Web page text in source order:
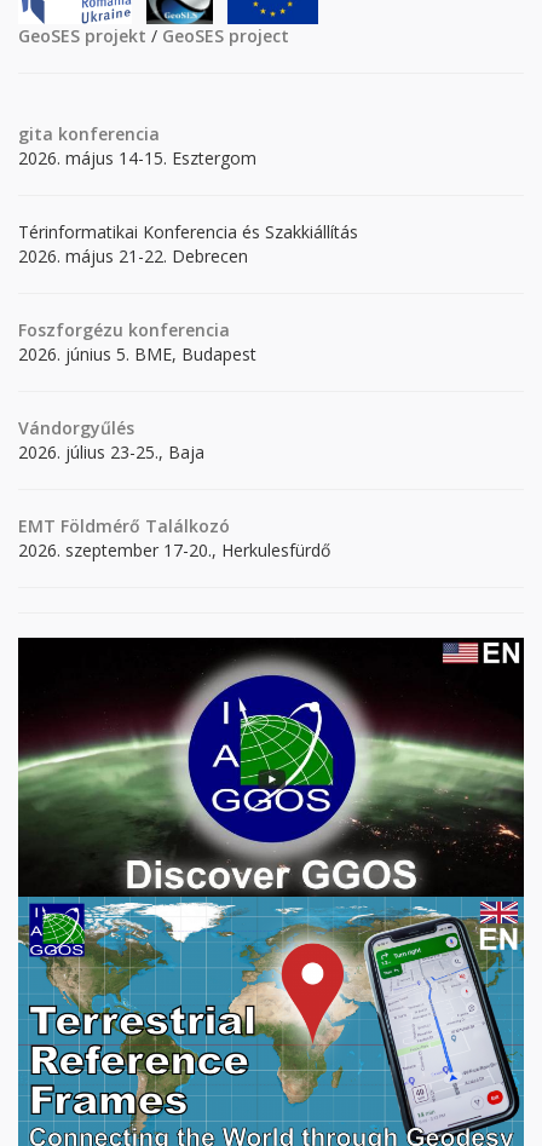
GeoSES projekt / GeoSES project
gita konferencia
2026. május 14-15. Esztergom
Térinformatikai Konferencia és Szakkiállítás
2026. május 21-22. Debrecen
Foszforgézu konferencia
2026. június 5. BME, Budapest
Vándorgyűlés
2026. július 23-25., Baja
EMT Földmérő Találkozó
2026. szeptember 17-20., Herkulesfürdő